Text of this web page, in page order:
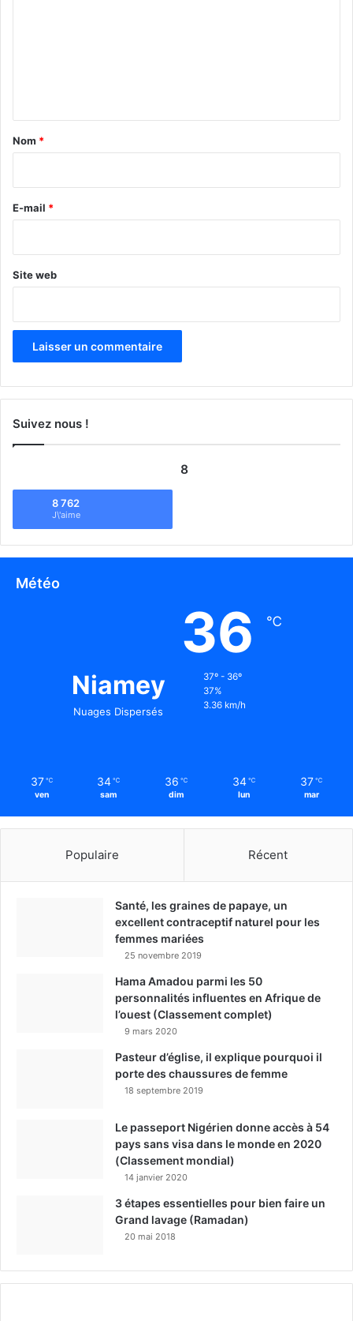
a
e
Nom *
E-mail *
Site web
Suivez nous !
8
8 762
J\'aime
Météo
Niamey
Nuages Dispersés
36 ℃
37º - 36º
37%
3.36 km/h
37 ℃
ven
34 ℃
sam
36 ℃
dim
34 ℃
lun
37 ℃
mar
Populaire Récent
Santé, les graines de papaye, un
excellent contraceptif naturel pour les
femmes mariées
25 novembre 2019
Hama Amadou parmi les 50
personnalités influentes en Afrique de
l’ouest (Classement complet)
9 mars 2020
Pasteur d’église, il explique pourquoi il
porte des chaussures de femme
18 septembre 2019
Le passeport Nigérien donne accès à 54
pays sans visa dans le monde en 2020
(Classement mondial)
14 janvier 2020
3 étapes essentielles pour bien faire un
Grand lavage (Ramadan)
20 mai 2018